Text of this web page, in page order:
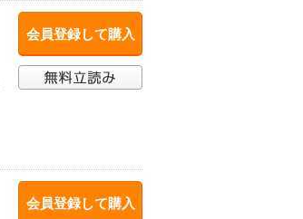
会員登録して購入
会員登録して購入